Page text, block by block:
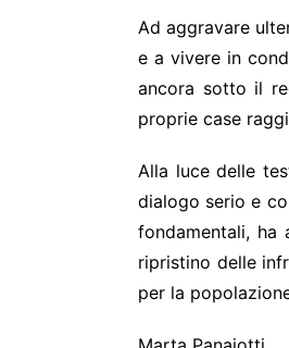
Ad aggravare
e a vivere in
ancora sotto il
proprie case
Alla luce delle
dialogo serio e
fondamentali, ha
ripristino delle
per la